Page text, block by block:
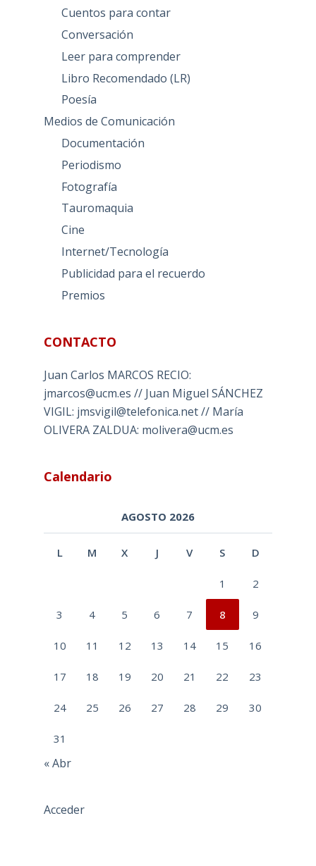
Cuentos para contar
Conversación
Leer para comprender
Libro Recomendado (LR)
Poesía
Medios de Comunicación
Documentación
Periodismo
Fotografía
Tauromaquia
Cine
Internet/Tecnología
Publicidad para el recuerdo
Premios
CONTACTO
Juan Carlos MARCOS RECIO:
jmarcos@ucm.es // Juan Miguel SÁNCHEZ
VIGIL: jmsvigil@telefonica.net // María
OLIVERA ZALDUA: molivera@ucm.es
Calendario
AGOSTO 2026
L M X J V S D
1 2
3 4 5 6 7 8 9
10 11 12 13 14 15 16
17 18 19 20 21 22 23
24 25 26 27 28 29 30
31
« Abr
Acceder